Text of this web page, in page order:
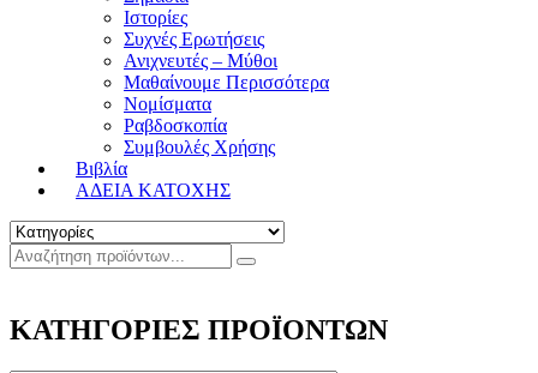
Ιστορίες
Συχνές Ερωτήσεις
Ανιχνευτές – Μύθοι
Μαθαίνουμε Περισσότερα
Νομίσματα
Ραβδοσκοπία
Συμβουλές Χρήσης
Βιβλία
ΑΔΕΙΑ ΚΑΤΟΧΗΣ
ΚΑΤΗΓΟΡΙΕΣ ΠΡΟΪΟΝΤΩΝ